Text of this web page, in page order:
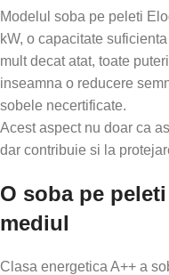
Modelul soba pe peleti
kW, o capacitate
mult decat atat, toate
inseamna o reducere
sobele necertificate.
Acest aspect nu doar ca
dar contribuie si la
O soba pe
mediul
Clasa energetica A++ a